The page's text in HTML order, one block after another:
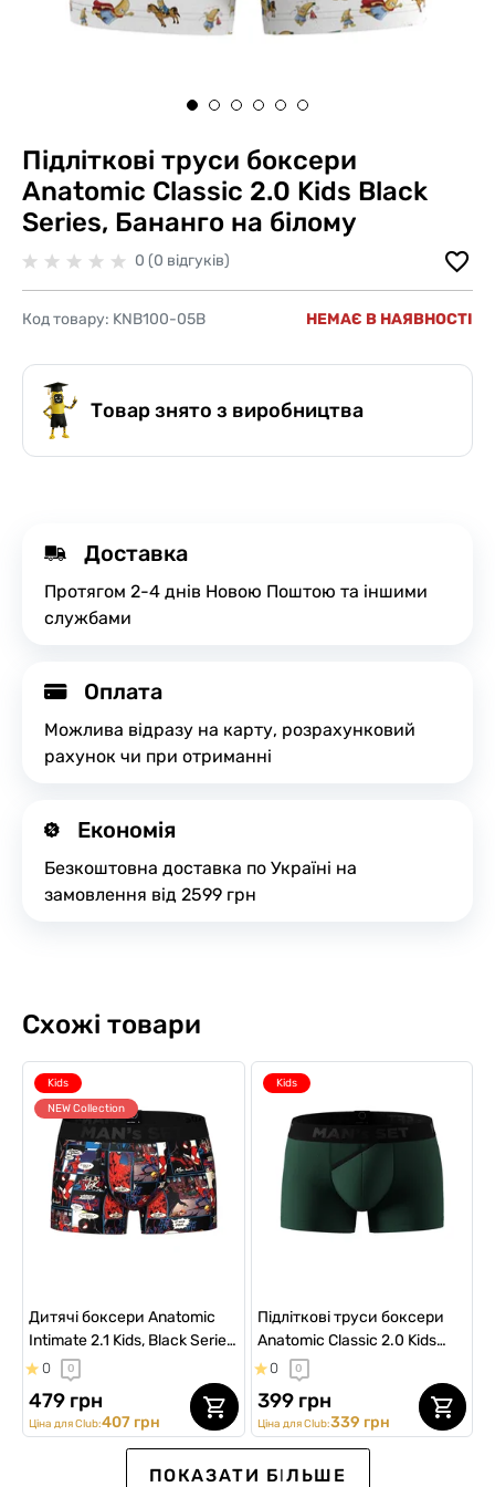
Підліткові труси боксери
Anatomic Classic 2.0 Kids Black
Series, Бананго на білому
0 (0 відгуків)
Код товару: KNB100-05B НЕМАЄ В НАЯВНОСТІ
Товар знято з виробництва
Доставка
Протягом 2-4 днів Новою Поштою та іншими
службами
Оплата
Можлива відразу на карту, розрахунковий
рахунок чи при отриманні
Економія
Безкоштовна доставка по Україні на
замовлення від 2599 грн
Схожі товари
Kids
NEW Collection
Дитячі боксери Anatomic
Intimate 2.1 Kids, Black Series,
Verse Blue Comic
0 0
479 грн
Ціна для Club:407 грн
Kids
Підліткові труси боксери
Anatomic Classic 2.0 Kids
Black Series, темно-
зелений
0 0
399 грн
Ціна для Club:339 грн
Kids
Kids
Ексклюзив для Клубу
ПОКАЗАТИ БІЛЬШЕ